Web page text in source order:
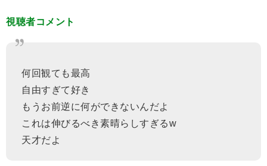
視聴者コメント
何回観ても最高
自由すぎて好き
もうお前逆に何ができないんだよ
これは伸びるべき素晴らしすぎるw
天才だよ